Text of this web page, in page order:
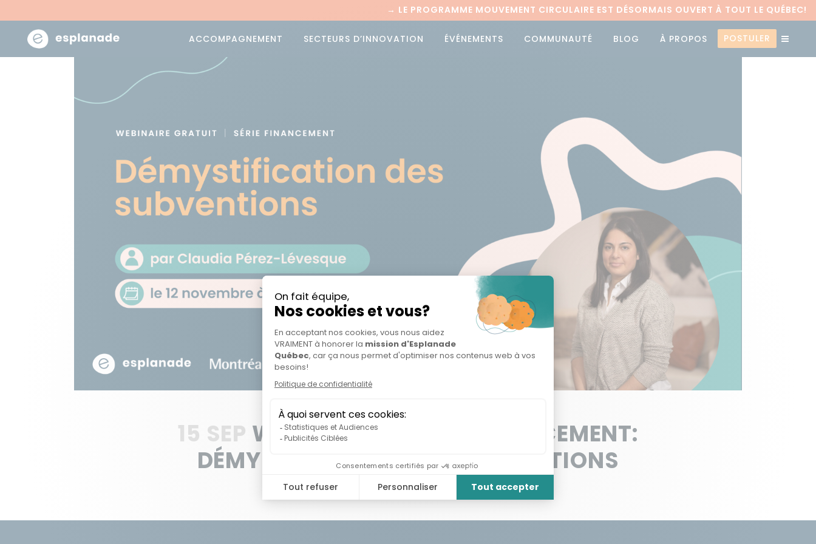
→ LE PROGRAMME MOUVEMENT CIRCULAIRE EST DÉSORMAIS OUVERT À TOUT LE QUÉBEC!
ACCOMPAGNEMENT SECTEURS D’INNOVATION ÉVÉNEMENTS COMMUNAUTÉ BLOG À PROPOS POSTULER
15 SEP WEBINAIRE – SÉRIE FINANCEMENT:
DÉMYSTIFICATION DES SUBVENTIONS